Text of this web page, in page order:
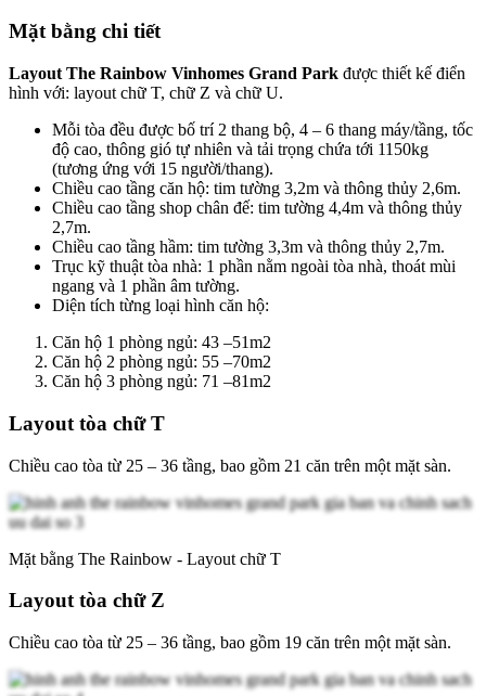
Mặt bằng chi tiết
Layout The Rainbow Vinhomes Grand Park được thiết kế điển
hình với: layout chữ T, chữ Z và chữ U.
Mỗi tòa đều được bố trí 2 thang bộ, 4 – 6 thang máy/tầng, tốc
độ cao, thông gió tự nhiên và tải trọng chứa tới 1150kg
(tương ứng với 15 người/thang).
Chiều cao tầng căn hộ: tim tường 3,2m và thông thủy 2,6m.
Chiều cao tầng shop chân đế: tim tường 4,4m và thông thủy
2,7m.
Chiều cao tầng hầm: tim tường 3,3m và thông thủy 2,7m.
Trục kỹ thuật tòa nhà: 1 phần nằm ngoài tòa nhà, thoát mùi
ngang và 1 phần âm tường.
Diện tích từng loại hình căn hộ:
Căn hộ 1 phòng ngủ: 43 –51m2
Căn hộ 2 phòng ngủ: 55 –70m2
Căn hộ 3 phòng ngủ: 71 –81m2
Layout tòa chữ T
Chiều cao tòa từ 25 – 36 tầng, bao gồm 21 căn trên một mặt sàn.
Mặt bằng The Rainbow - Layout chữ T
Layout tòa chữ Z
Chiều cao tòa từ 25 – 36 tầng, bao gồm 19 căn trên một mặt sàn.